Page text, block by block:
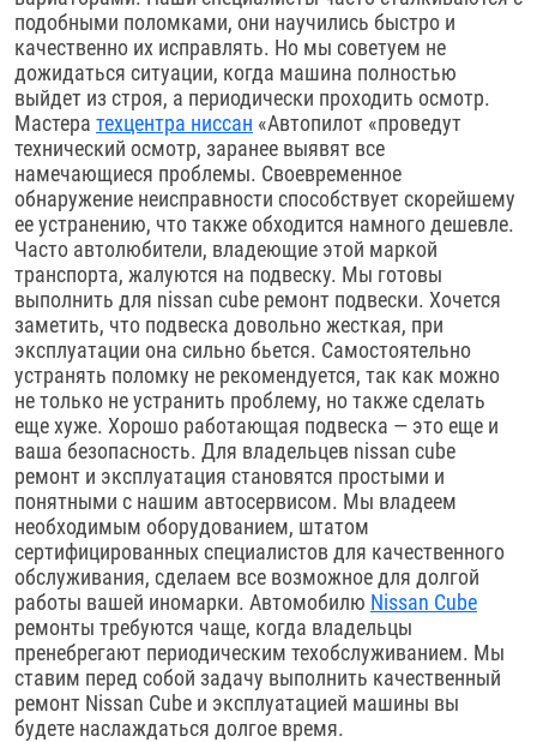
подобными поломками, они научились быстро и
качественно их исправлять. Но мы советуем не
дожидаться ситуации, когда машина полностью
выйдет из строя, а периодически проходить осмотр.
Мастера техцентра ниссан «Автопилот «проведут
технический осмотр, заранее выявят все
намечающиеся проблемы. Своевременное
обнаружение неисправности способствует скорейшему
ее устранению, что также обходится намного дешевле.
Часто автолюбители, владеющие этой маркой
транспорта, жалуются на подвеску. Мы готовы
выполнить для nissan cube ремонт подвески. Хочется
заметить, что подвеска довольно жесткая, при
эксплуатации она сильно бьется. Самостоятельно
устранять поломку не рекомендуется, так как можно
не только не устранить проблему, но также сделать
еще хуже. Хорошо работающая подвеска — это еще и
ваша безопасность. Для владельцев nissan cube
ремонт и эксплуатация становятся простыми и
понятными с нашим автосервисом. Мы владеем
необходимым оборудованием, штатом
сертифицированных специалистов для качественного
обслуживания, сделаем все возможное для долгой
работы вашей иномарки. Автомобилю Nissan Cube
ремонты требуются чаще, когда владельцы
пренебрегают периодическим техобслуживанием. Мы
ставим перед собой задачу выполнить качественный
ремонт Nissan Cube и эксплуатацией машины вы
будете наслаждаться долгое время.